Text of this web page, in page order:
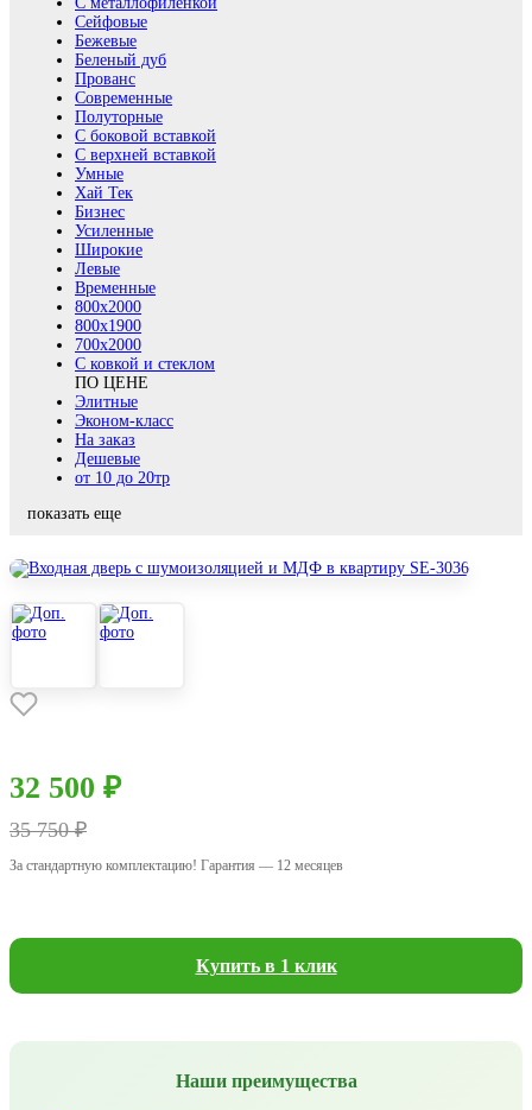
Сейфовые
Бежевые
Беленый дуб
Прованс
Современные
Полуторные
С боковой вставкой
С верхней вставкой
Умные
Хай Тек
Бизнес
Усиленные
Широкие
Левые
Временные
800х2000
800x1900
700x2000
С ковкой и стеклом
ПО ЦЕНЕ
Элитные
Эконом-класс
На заказ
Дешевые
от 10 до 20тр
показать еще
32 500 ₽
35 750 ₽
За стандартную комплектацию! Гарантия — 12 месяцев
Купить в 1 клик
Наши преимущества